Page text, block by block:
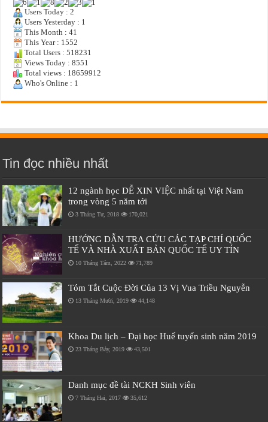
Users Today : 2
Users Yesterday : 1
This Month : 41
This Year : 1552
Total Users : 518231
Views Today : 8551
Total views : 18659912
Who's Online : 1
Tin đọc nhiều nhất
12 ngành học DỄ XIN VIỆC nhất tại Việt Nam
trong vòng 5 năm tới
3 Tháng Tư, 2018 170,021
HƯỚNG DẪN TRA CỨU CÁC TẠP CHÍ QUỐC
TẾ VÀ NHÀ XUẤT BẢN QUỐC TẾ UY TÍN
10 Tháng Tám, 2022 71,789
Tóm Tắt Cuộc Đời Của 13 Vị Vua Triều Nguyễn
13 Tháng Mười, 2019 44,148
Khoa Du lịch – Đại học Huế tuyển sinh năm 2019
23 Tháng Bảy, 2019 43,501
Danh mục đề tài NCKH Sinh viên
7 Tháng Hai, 2017 35,612